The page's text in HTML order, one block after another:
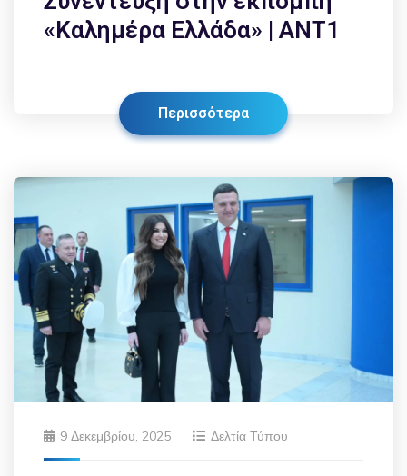
«Καλημέρα Ελλάδα» | ANT1
Περισσότερα
9 Δεκεμβρίου, 2025 Δελτία Τύπου